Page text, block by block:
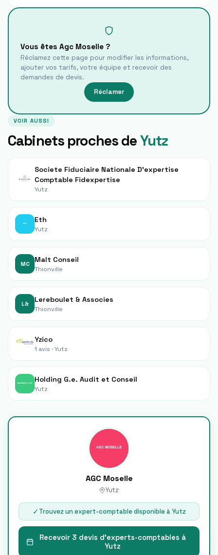
Vous êtes Agc Moselle ?
Réclamez cette page pour modifier les informations,
ajouter vos tarifs, votre équipe et recevoir des
demandes de devis.
Réclamer
VOIR AUSSI
Cabinets proches deYutz
Societe Fiduciaire Nationale D'expertise
Comptable Fidexpertise
Yutz
Eth
Yutz
MC
Malt Conseil
Thionville
L&
Lereboulet & Associes
Thionville
Yzico
1 avis ·Yutz
Holding G.e. Audit et Conseil
Yutz
AGC Moselle
Yutz
✓ Trouvez un expert-comptable disponible àYutz
Recevoir 3 devis d'experts-comptables à
Yutz